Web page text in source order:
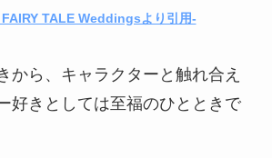
TALE Weddingsより引用-
から、キャラクターと触れ合え
好きとしては至福のひとときで